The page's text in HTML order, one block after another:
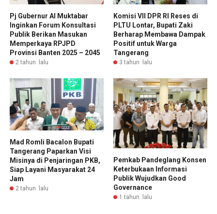
Pj Gubernur Al Muktabar
Inginkan Forum Konsultasi
Publik Berikan Masukan
Memperkaya RPJPD
Provinsi Banten 2025 – 2045
2 tahun lalu
Komisi VII DPR RI Reses di
PLTU Lontar, Bupati Zaki
Berharap Membawa Dampak
Positif untuk Warga
Tangerang
3 tahun lalu
Mad Romli Bacalon Bupati
Tangerang Paparkan Visi
Misinya di Penjaringan PKB,
Siap Layani Masyarakat 24
Jam
2 tahun lalu
Pemkab Pandeglang Konsen
Keterbukaan Informasi
Publik Wujudkan Good
Governance
1 tahun lalu